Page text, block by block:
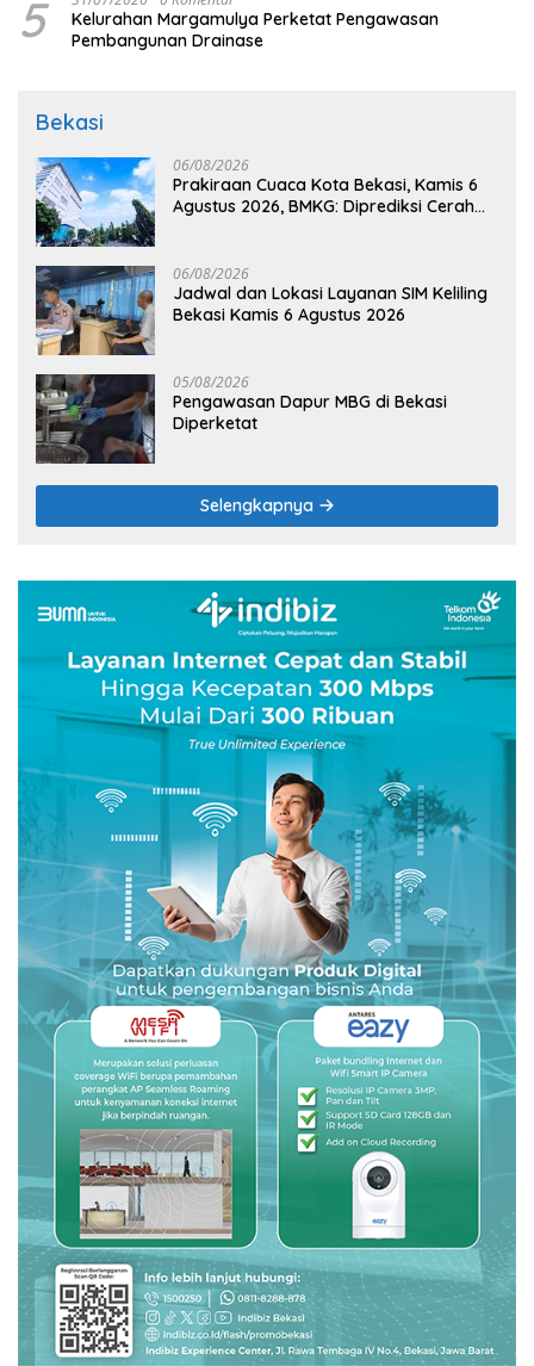
5
Kelurahan Margamulya Perketat Pengawasan
Pembangunan Drainase
Bekasi
06/08/2026
Prakiraan Cuaca Kota Bekasi, Kamis 6
Agustus 2026, BMKG: Diprediksi Cerah
06/08/2026
Jadwal dan Lokasi Layanan SIM Keliling
Bekasi Kamis 6 Agustus 2026
05/08/2026
Pengawasan Dapur MBG di Bekasi
Diperketat
Selengkapnya